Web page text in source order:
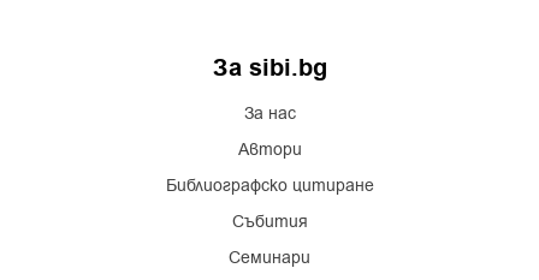
За sibi.bg
За нас
Автори
Библиографско цитиране
Събития
Семинари